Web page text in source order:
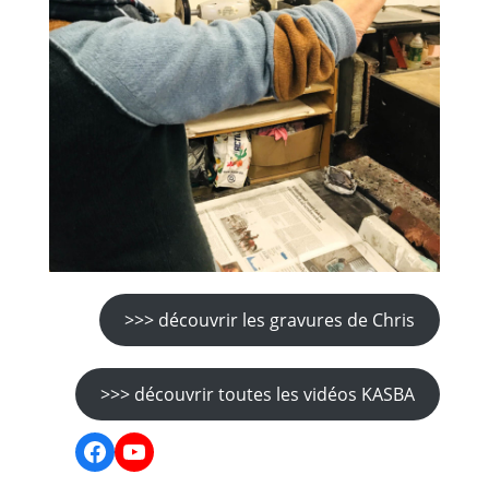
>>> découvrir les gravures de Chris
>>> découvrir toutes les vidéos KASBA
Facebook
YouTube